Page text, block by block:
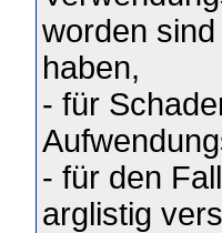
worden
haben,
- für
- für den
arglistig